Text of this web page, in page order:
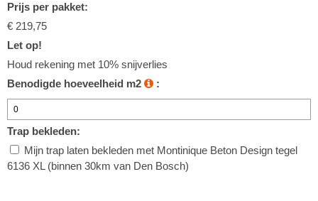
Prijs per pakket:
€ 219,75
Let op!
Houd rekening met 10% snijverlies
Benodigde hoeveelheid m2
:
Trap bekleden:
Mijn trap laten bekleden met Montinique Beton Design tegel
6136 XL (binnen 30km van Den Bosch)